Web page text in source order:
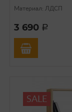
Материал: ЛДСП
3 690 a
SALE